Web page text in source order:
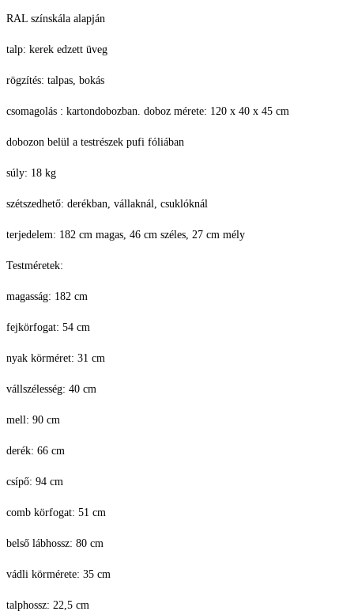
RAL színskála alapján
talp: kerek edzett üveg
rögzítés: talpas, bokás
csomagolás : kartondobozban. doboz mérete: 120 x 40 x 45 cm
dobozon belül a testrészek pufi fóliában
súly: 18 kg
szétszedhető: derékban, vállaknál, csuklóknál
terjedelem: 182 cm magas, 46 cm széles, 27 cm mély
Testméretek:
magasság: 182 cm
fejkörfogat: 54 cm
nyak körméret: 31 cm
vállszélesség: 40 cm
mell: 90 cm
derék: 66 cm
csípő: 94 cm
comb körfogat: 51 cm
belső lábhossz: 80 cm
vádli körmérete: 35 cm
talphossz: 22,5 cm